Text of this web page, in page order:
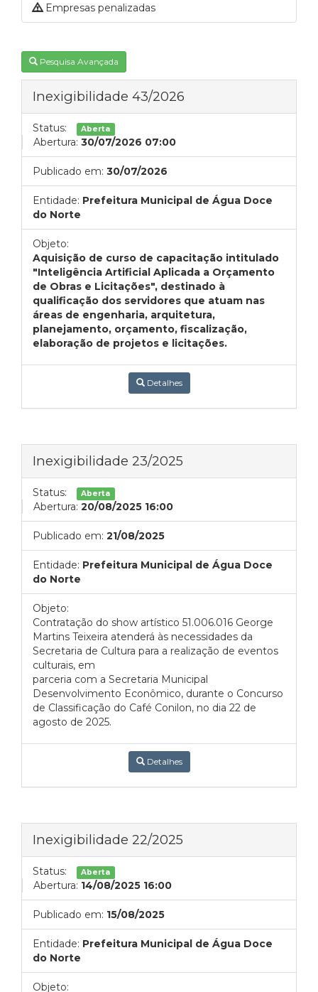
Empresas penalizadas
Pesquisa Avançada
Inexigibilidade 43/2026
Status: Aberta
Abertura: 30/07/2026 07:00
Publicado em: 30/07/2026
Entidade: Prefeitura Municipal de Água Doce
do Norte
Objeto:
Aquisição de curso de capacitação intitulado
"Inteligência Artificial Aplicada a Orçamento
de Obras e Licitações", destinado à
qualificação dos servidores que atuam nas
áreas de engenharia, arquitetura,
planejamento, orçamento, fiscalização,
elaboração de projetos e licitações.
Detalhes
Inexigibilidade 23/2025
Status: Aberta
Abertura: 20/08/2025 16:00
Publicado em: 21/08/2025
Entidade: Prefeitura Municipal de Água Doce
do Norte
Objeto:
Contratação do show artístico 51.006.016 George
Martins Teixeira atenderá às necessidades da
Secretaria de Cultura para a realização de eventos
culturais, em
parceria com a Secretaria Municipal
Desenvolvimento Econômico, durante o Concurso
de Classificação do Café Conilon, no dia 22 de
agosto de 2025.
Detalhes
Inexigibilidade 22/2025
Status: Aberta
Abertura: 14/08/2025 16:00
Publicado em: 15/08/2025
Entidade: Prefeitura Municipal de Água Doce
do Norte
Objeto: